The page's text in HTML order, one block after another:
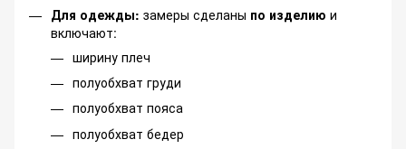
Для одежды: замеры сделаны по изделию и
включают:
ширину плеч
полуобхват груди
полуобхват пояса
полуобхват бедер